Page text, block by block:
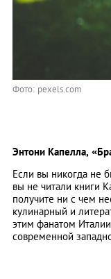
Фото: pexels.com
Энтони Капелла,
Если вы никогда не
вы не читали книги
получите ни с чем
кулинарный и
этим фанатом
современной